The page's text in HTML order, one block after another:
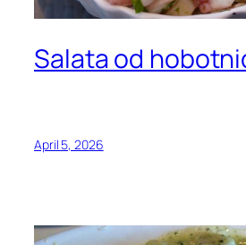
Salata od
April 5, 2026